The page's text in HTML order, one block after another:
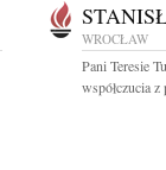
WROCŁAW
Pani Teresie
współczucia